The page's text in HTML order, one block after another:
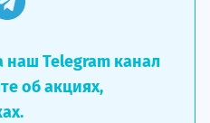
Telegram канал
об акциях,